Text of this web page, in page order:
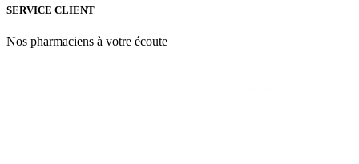
SERVICE CLIENT
Nos pharmaciens à votre écoute